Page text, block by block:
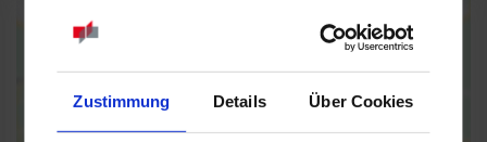
Zustimmung Details Über Cookies
Dauerhaft aktivieren Einmalig aktivieren